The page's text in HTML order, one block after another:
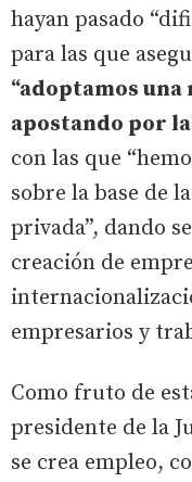
hayan pasado
para las que
“adoptamos
apostando por
con las que
sobre la base de
privada”, dando
creación de
empresarios y
Como fruto de
presidente de la
se crea empleo,